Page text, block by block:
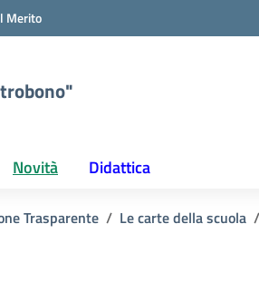
Merito
Novità Didattica
Trasparente Le carte della scuola